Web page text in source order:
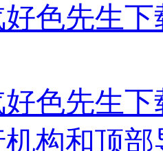
色先生
色先生
构和顶部